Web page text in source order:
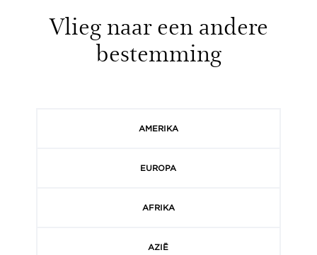
Vlieg naar een andere
bestemming
AMERIKA
EUROPA
AFRIKA
AZIË